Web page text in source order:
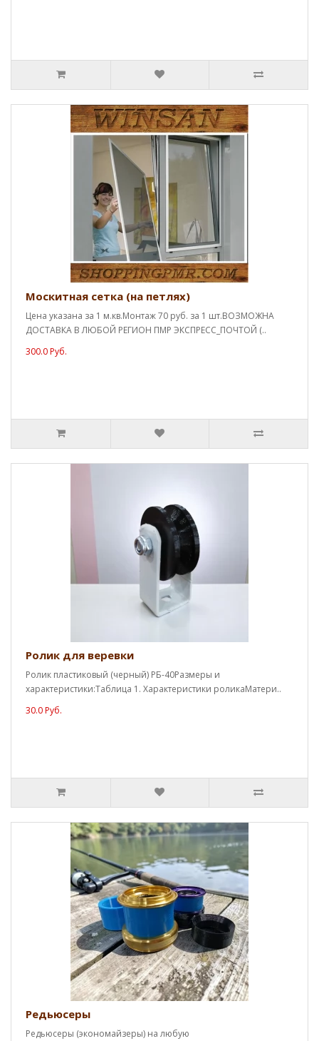
Москитная сетка (на петлях)
Цена указана за 1 м.кв.Монтаж 70 руб. за 1 шт.ВОЗМОЖНА
ДОСТАВКА В ЛЮБОЙ РЕГИОН ПМР ЭКСПРЕСС_ПОЧТОЙ (..
300.0 Руб.
Ролик для веревки
Ролик пластиковый (черный) РБ-40Размеры и
характеристики:Таблица 1. Характеристики роликаМатери..
30.0 Руб.
Редьюсеры
Редьюсеры (экономайзеры) на любую